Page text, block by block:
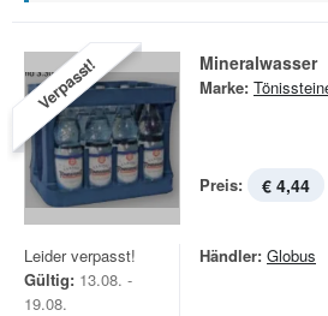
Verpasst! Mineralwasser
Marke:
Preis: € 4,44
Leider verpasst!
Gültig: 13.08. -
19.08.
Händler: Globus